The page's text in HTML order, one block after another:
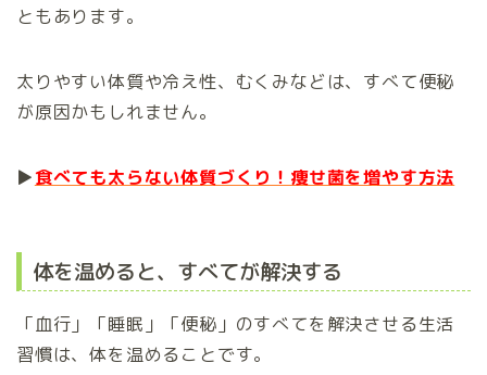
ともあります。
太りやすい体質や冷え性、むくみなどは、すべて便秘
が原因かもしれません。
▶食べても太らない体質づくり！痩せ菌を増やす方法
体を温めると、すべてが解決する
「血行」「睡眠」「便秘」のすべてを解決させる生活
習慣は、体を温めることです。